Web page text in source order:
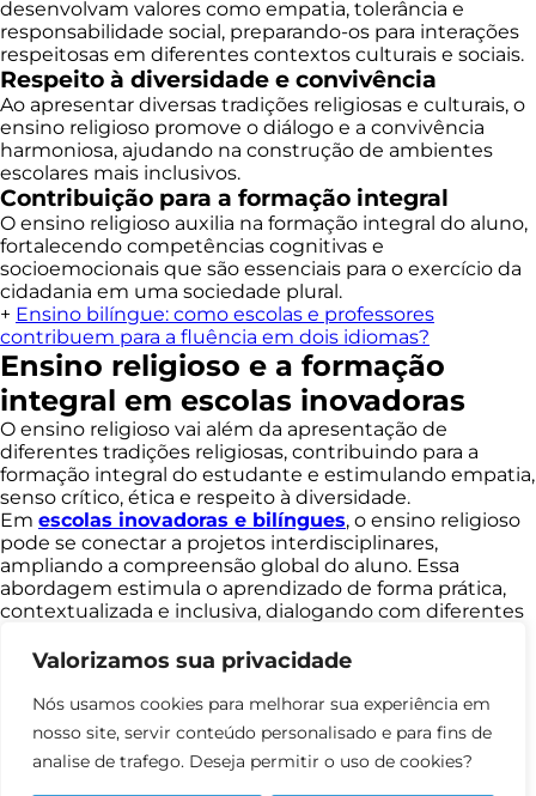
Valorizamos sua privacidade
Nós usamos cookies para melhorar sua experiência em
nosso site, servir conteúdo personalisado e para fins de
analise de trafego. Deseja permitir o uso de cookies?
desenvolvam valores como empatia, tolerância e
responsabilidade social, preparando-os para interações
respeitosas em diferentes contextos culturais e sociais.
Respeito à diversidade e convivência
Ao apresentar diversas tradições religiosas e culturais, o
ensino religioso promove o diálogo e a convivência
harmoniosa, ajudando na construção de ambientes
escolares mais inclusivos.
Contribuição para a formação integral
O ensino religioso auxilia na formação integral do aluno,
fortalecendo competências cognitivas e
socioemocionais que são essenciais para o exercício da
cidadania em uma sociedade plural.
+ Ensino bilíngue: como escolas e professores
contribuem para a fluência em dois idiomas?
Ensino religioso e a formação
integral em escolas inovadoras
O ensino religioso vai além da apresentação de
diferentes tradições religiosas, contribuindo para a
formação integral do estudante e estimulando empatia,
senso crítico, ética e respeito à diversidade.
Em escolas inovadoras e bilíngues, o ensino religioso
pode se conectar a projetos interdisciplinares,
ampliando a compreensão global do aluno. Essa
abordagem estimula o aprendizado de forma prática,
contextualizada e inclusiva, dialogando com diferentes
International School , pioneira em educação bilíngue
no Brasil desde 2009, integra metodologias ativas,
recursos digitais e propostas interdisciplinares que
contribuem para a formação completa dos estudantes.
Seu programa, adaptado à realidade das escolas
brasileiras, valoriza a diversidade e potencializa o